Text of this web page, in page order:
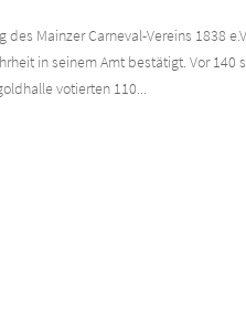
Mainzer Carneval-Vereins 1838
in seinem Amt bestätigt. Vor 140
votierten 110...